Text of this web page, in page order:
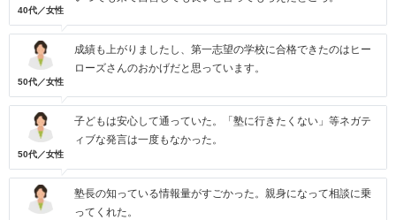
40代／女性
50代／女性
成績も上がりましたし、第一志望の学校に合格できたのはヒー
ローズさんのおかげだと思っています。
50代／女性
子どもは安心して通っていた。「塾に行きたくない」等ネガテ
ィブな発言は一度もなかった。
塾長の知っている情報量がすごかった。親身になって相談に乗
ってくれた。